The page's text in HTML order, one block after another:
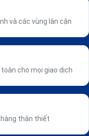
và các vùng lân cận
cho mọi giao dịch
thân thiết